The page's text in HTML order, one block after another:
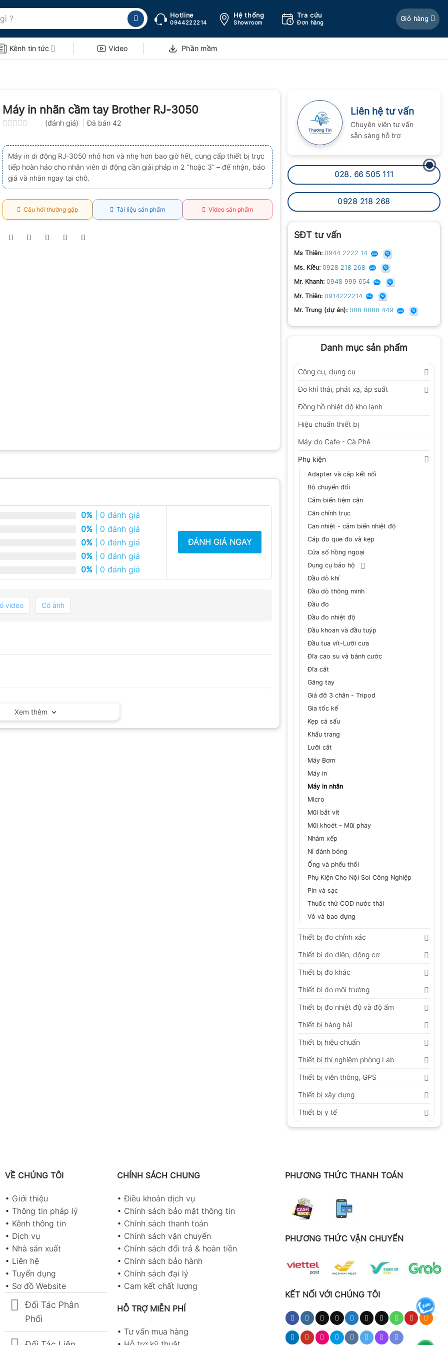
Hotline
0944222214
Hệ thống
Showroom
Tra cứu
Đơn hàng
Giỏ hàng
Kênh tin tức Video Phần mềm
Liên hệ tư vấn
Chuyên viên tư vấn
sẵn sàng hỗ trợ
028. 66 505 111
0928 218 268
SĐT tư vấn
Ms Thiên: 0944 2222 14
Ms. Kiều: 0928 218 268
Mr. Khanh: 0948 999 654
Mr. Thiên: 0914222214
Mr. Trung (dự án): 088 8888 449
Danh mục sản phẩm
Công cụ, dụng cụ
Đo khí thải, phát xạ, áp suất
Đồng hồ nhiệt độ kho lạnh
Hiệu chuẩn thiết bị
Máy đo Cafe - Cà Phê
Phụ kiện
Adapter và cáp kết nối
Bộ chuyển đổi
Cảm biến tiệm cận
Căn chỉnh trục
Can nhiệt - cảm biến nhiệt độ
Cáp đo que đo và kẹp
Cửa sổ hồng ngoại
Dụng cụ bảo hộ
Đầu dò khí
Đầu dò thông minh
Đầu đo
Đầu đo nhiệt độ
Đầu khoan và đầu tuýp
Đầu tua vít-Lưỡi cưa
Đĩa cao su và bánh cước
Đĩa cắt
Găng tay
Giá đỡ 3 chân - Tripod
Gia tốc kế
Kẹp cá sấu
Khẩu trang
Lưỡi cắt
Máy Bơm
Máy in
Máy in nhãn
Micro
Mũi bắt vít
Mũi khoét - Mũi phay
Nhám xếp
Nỉ đánh bóng
Ống và phểu thổi
Phụ Kiện Cho Nội Soi Công Nghiệp
Pin và sạc
Thuốc thử COD nước thải
Vỏ và bao đựng
Thiết bị đo chính xác
Thiết bị đo điện, động cơ
Thiết bị đo khác
Thiết bị đo môi trường
Thiết bị đo nhiệt độ và độ ẩm
Thiết bị hàng hải
Thiết bị hiệu chuẩn
Thiết bị thí nghiệm phòng Lab
Thiết bị viễn thông, GPS
Thiết bị xây dựng
Thiết bị y tế
Máy in nhãn cầm tay Brother RJ-3050
xếp
hạng
0.0
5
sao
(đánh giá) Đã bán 42
Máy in di động RJ-3050 nhỏ hơn và nhẹ hơn bao giờ hết, cung cấp thiết bị trực
tiếp hoàn hảo cho nhân viên di động cần giải pháp in 2 “hoặc 3” – để nhận, báo
giá và nhãn ngay tại chỗ.
Câu hỏi thường gặp Tài liệu sản phẩm Video sản phẩm
0% | 0 đánh giá
0% | 0 đánh giá
0% | 0 đánh giá
0% | 0 đánh giá
0% | 0 đánh giá
ĐÁNH GIÁ NGAY
video Có ảnh
Xem thêm
VỀ CHÚNG TÔI
• Giới thiệu
• Thông tin pháp lý
• Kênh thông tin
• Dịch vụ
• Nhà sản xuất
• Liên hệ
• Tuyển dụng
• Sơ đồ Website
Đối Tác Phân
Phối
CHÍNH SÁCH CHUNG
•Điều khoản dịch vụ
• Chính sách bảo mật thông tin
• Chính sách thanh toán
• Chính sách vận chuyển
• Chính sách đổi trả & hoàn tiền
• Chính sách bảo hành
• Chính sách đại lý
• Cam kết chất lượng
HỖ TRỢ MIỄN PHÍ
• Tư vấn mua hàng
PHƯƠNG THỨC THANH TOÁN
PHƯƠNG THỨC VẬN CHUYỂN
KẾT NỐI VỚI CHÚNG TÔI